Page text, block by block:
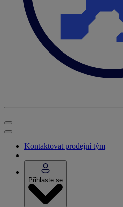
Kontaktovat prodejní tým
Přihlaste se